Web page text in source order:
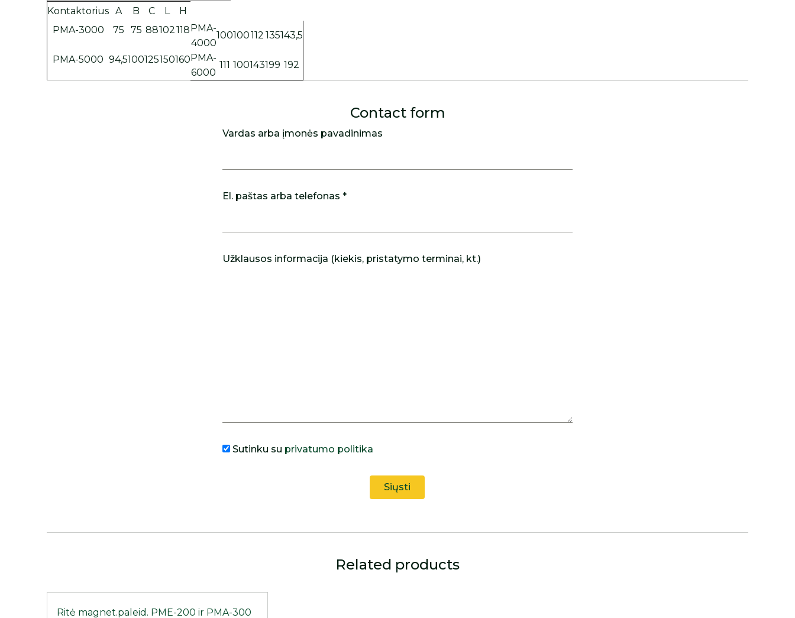
Kontaktorius A B С L
H
PMA-3000
75 75 88102118 PMA-
4000
100100112 135143,5
PMA-5000 94,5100125150160 PMA-
6000
111 100143199 192
Contact form
Vardas arba įmonės pavadinimas
El. paštas arba telefonas *
Užklausos informacija (kiekis, pristatymo terminai, kt.)
Sutinku su privatumo politika
Related products
Ritė magnet.paleid. PME-200 ir PMA-300